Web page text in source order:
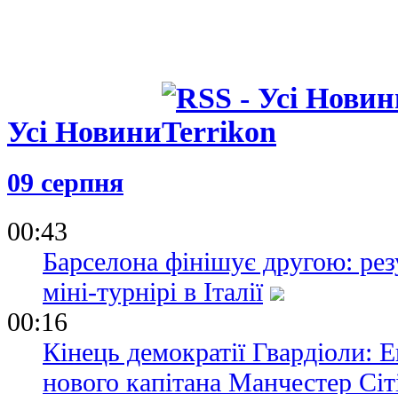
Усі Новини
09 серпня
00:43
Барселона фінішує другою:
міні-турнірі в Італії
00:16
Кінець демократії
нового капітана Манчестер